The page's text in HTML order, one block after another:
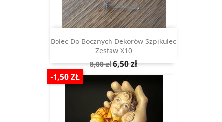
Bolec Do Bocznych Dekorów Szpikulec
Zestaw X10
Cena
podstawowa
8,00 zł
-1,50 ZŁ
Cena
6,50 zł